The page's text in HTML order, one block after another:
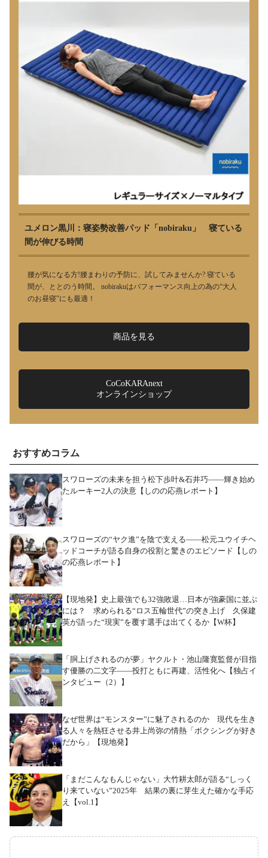
ユメロン黒川：寝姿勢改善パッド「nobiraku」 寝ている
間が伸びる時間
腰が気になる方!腰まわりの予防に、試してみませんか? 寝ている
間が、ととのう時間。 nobirakuはパフォーマンス向上の為の“大人
のお昼寝”にも最適！
商品を見る
CoCoKARAnext
オンラインショップ
おすすめコラム
スワローズの未来を担う松下歩叶&石井巧――輝き始め
たルーキー2人の決意【しのの応燕レポート】
スワローズの“ヤク進”を陰で支える――松元ユウイチヘ
ッドコーチが語る自身の役割と驚きのエピソード【しの
の応燕レポート】
【現地発】史上最強でも32強敗退…日本が強豪国に並ぶ
には？ 求められる“ロス五輪世代”の突き上げ 久保建
英が語った“現実”を覆す選手は出てくるか【W杯】
「胴上げされるのが夢」ヤクルト・池山隆寛監督が目指
す優勝の二文字――投打ともに再建、活性化へ【独占イ
ンタビュー（2）】
なぜ世界は“モンスター”に魅了されるのか 現代を生き
る人々を熱狂させる井上尚弥の情熱「ボクシングが好き
だから」【現地発】
「まだこんなもんじゃない」大竹耕太郎が語る“しっく
り来ていない”2025年 結果の裏に芽生えた確かな手応
え【vol.1】